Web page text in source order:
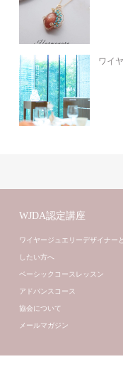
ワイ
WJDA認定講座
ワイヤージュエリーデザイナー
したい方へ
ベーシックコースレッスン
アドバンスコース
協会について
メールマガジン